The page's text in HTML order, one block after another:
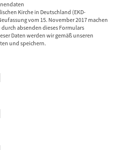
Kirche in Deutschland (EKD-
vom 15. November 2017 machen
absenden dieses Formulars
Daten werden wir gemäß unseren
und speichern.